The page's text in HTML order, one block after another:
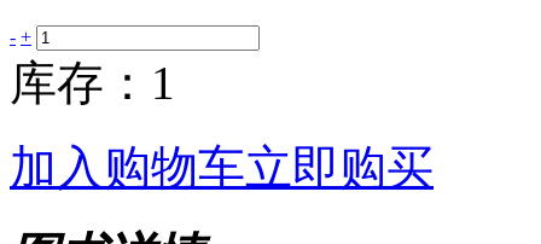
- +
库存：1
加入购物车立即购买